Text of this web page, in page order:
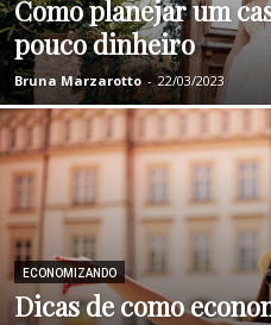
Como planejar um
pouco dinheiro
Bruna Marzarotto - 22/03/2023
ECONOMIZANDO
Dicas de como